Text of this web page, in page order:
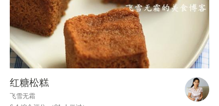
红糖松糕
飞雪无霜